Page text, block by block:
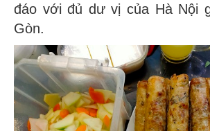
đáo với đủ dư vị của Hà Nội
Gòn.